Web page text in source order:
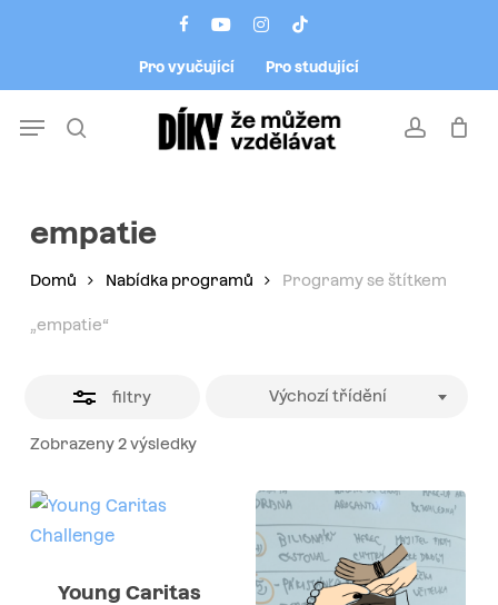
facebookyoutubeinstagram
tiktok
Pro vyučující Pro studující
account
Menu
empatie
Domů Nabídka programů Programy se štítkem
„empatie“
filtry
Zobrazeny 2 výsledky
Výchozí třídění
Young Caritas